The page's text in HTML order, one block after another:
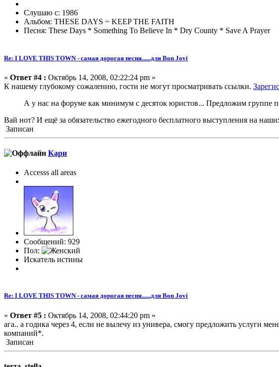
Слушаю с: 1986
Альбом: THESE DAYS ~ KEEP THE FAITH
Песня: These Days * Something To Believe In * Dry County * Save A Prayer
Re: I LOVE THIS TOWN - самая дорогая песня......для Bon Jovi
« Ответ #4 : Октябрь 14, 2008, 02:22:24 pm »
К нашему глубокому сожалению, гости не могут просматривать ссылки.
А у нас на форуме как минимум с десяток юристов... Предложим группе
Вай нот? И ещё за обязательство ежегодного бесплатного выступления на
Записан
Кари
Accesss all areas
Сообщений: 929
Пол:
Искатель истины
Re: I LOVE THIS TOWN - самая дорогая песня......для Bon Jovi
« Ответ #5 : Октябрь 14, 2008, 02:44:20 pm »
ага.. а годика через 4, если не вылечу из универа, смогу предложить услуги
компаний*.
Записан